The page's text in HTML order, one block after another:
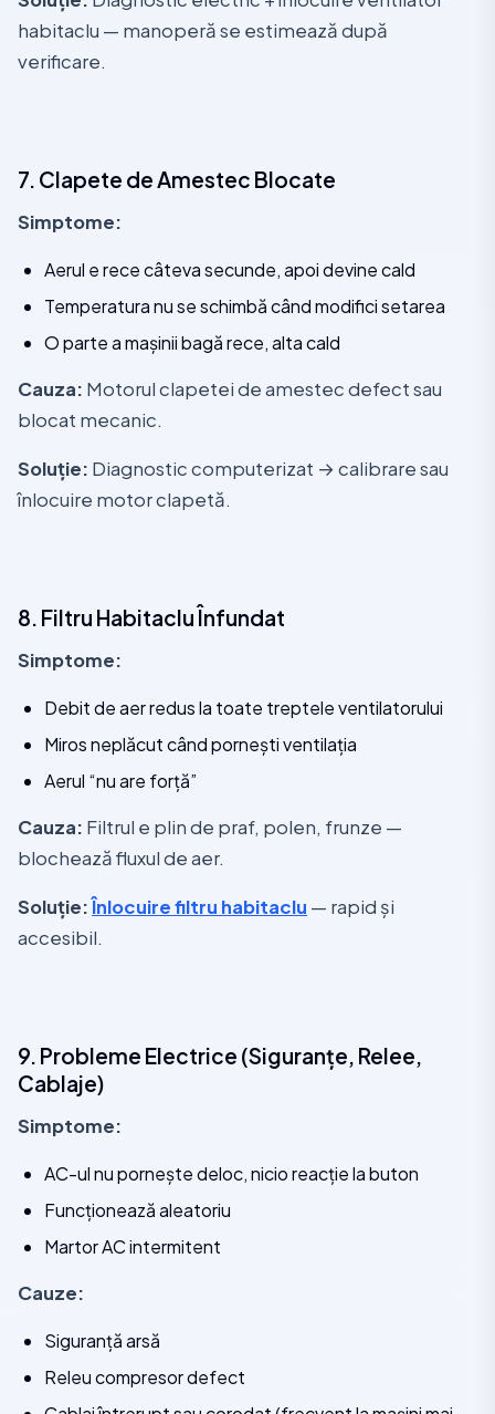
habitaclu — manoperă se estimează după
verificare.
7. Clapete de Amestec Blocate
Simptome:
Aerul e rece câteva secunde, apoi devine cald
Temperatura nu se schimbă când modifici setarea
O parte a mașinii bagă rece, alta cald
Cauza: Motorul clapetei de amestec defect sau
blocat mecanic.
Soluție: Diagnostic computerizat → calibrare sau
înlocuire motor clapetă.
8. Filtru Habitaclu Înfundat
Simptome:
Debit de aer redus la toate treptele ventilatorului
Miros neplăcut când pornești ventilația
Aerul “nu are forță”
Cauza: Filtrul e plin de praf, polen, frunze —
blochează fluxul de aer.
Soluție:Înlocuire filtru habitaclu — rapid și
accesibil.
9. Probleme Electrice (Siguranțe, Relee,
Cablaje)
Simptome:
AC-ul nu pornește deloc, nicio reacție la buton
Funcționează aleatoriu
Martor AC intermitent
Cauze:
Siguranță arsă
Releu compresor defect